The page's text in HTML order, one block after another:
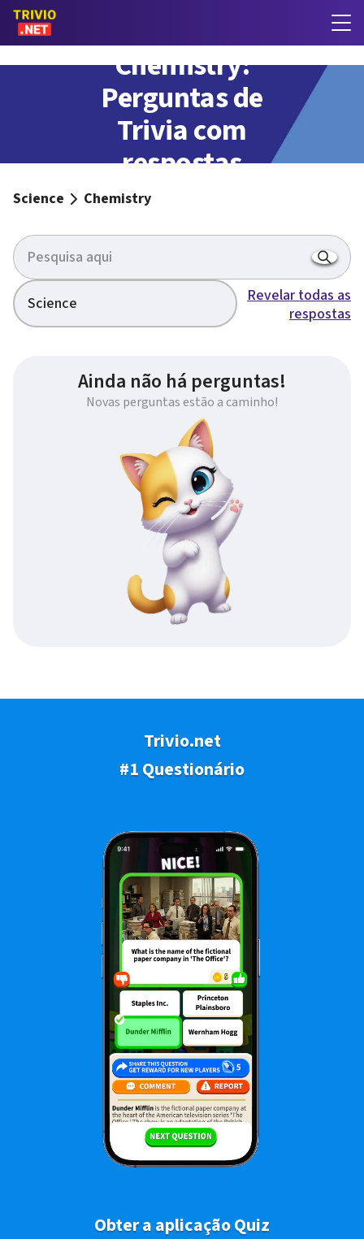
Chemistry:
Perguntas de
Trivia com
respostas
Science Chemistry
Science
Revelar todas as
respostas
Ainda não há perguntas!
Novas perguntas estão a caminho!
Trivio.net
#1 Questionário
Obter a aplicação Quiz